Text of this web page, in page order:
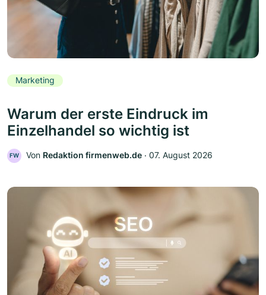
Marketing
Warum der erste Eindruck im
Einzelhandel so wichtig ist
FW Von Redaktion firmenweb.de ‧ 07. August 2026